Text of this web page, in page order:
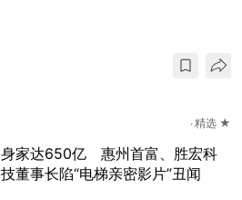
精选 ★
身家达650亿 惠州首富、胜宏科
技董事长陷“电梯亲密影片”丑闻